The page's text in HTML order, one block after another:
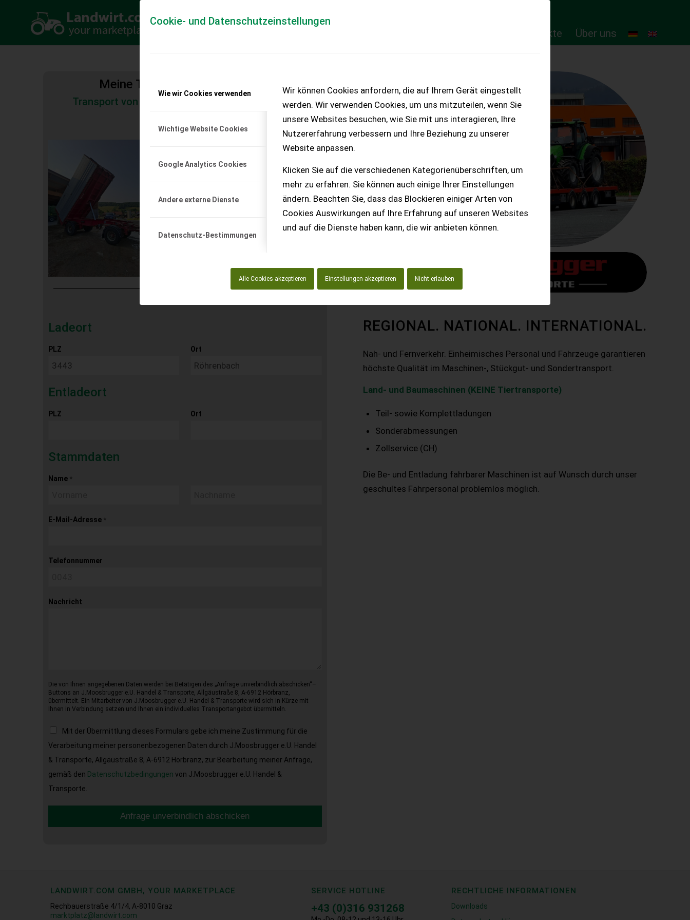
Cookie- und Datenschutzeinstellungen
Wie wir Cookies verwenden
Wichtige Website Cookies
Google Analytics Cookies
Andere externe Dienste
Datenschutz-Bestimmungen
Wir können Cookies anfordern, die auf Ihrem Gerät eingestellt
werden. Wir verwenden Cookies, um uns mitzuteilen, wenn Sie
unsere Websites besuchen, wie Sie mit uns interagieren, Ihre
Nutzererfahrung verbessern und Ihre Beziehung zu unserer
Website anpassen.
Klicken Sie auf die verschiedenen Kategorienüberschriften, um
mehr zu erfahren. Sie können auch einige Ihrer Einstellungen
ändern. Beachten Sie, dass das Blockieren einiger Arten von
Cookies Auswirkungen auf Ihre Erfahrung auf unseren Websites
und auf die Dienste haben kann, die wir anbieten können.
Alle Cookies akzeptieren Einstellungen akzeptieren Nicht erlauben
Online-Produkte Über uns
Meine Transportkostenanfrage
Transport von Land- und Baumaschinen – KEINE
2-Achs-Dreiseitenkipper, 5,5 m Platoulänge,
EUR 0
Ladeort
PLZ Ort
Entladeort
PLZ Ort
Stammdaten
Name *
E-Mail-Adresse *
Telefonnummer
Nachricht
Die von Ihnen angegebenen Daten werden bei Betätigen des „Anfrage unverbindlich abschicken“–
Buttons an J.Moosbrugger e.U. Handel & Transporte, Allgäustraße 8, A-6912 Hörbranz,
übermittelt. Ein Mitarbeiter von J.Moosbrugger e.U. Handel & Transporte wird sich in Kürze mit
Ihnen in Verbindung setzen und Ihnen ein individuelles Transportangebot übermitteln.
Mit der Übermittlung dieses Formulars gebe ich meine Zustimmung für die
Verarbeitung meiner personenbezogenen Daten durch J.Moosbrugger e.U. Handel
& Transporte, Allgäustraße 8, A-6912 Hörbranz, zur Bearbeitung meiner Anfrage,
gemäß den Datenschutzbedingungen von J.Moosbrugger e.U. Handel &
Transporte.
Anfrage unverbindlich abschicken
REGIONAL. NATIONAL. INTERNATIONAL.
Nah- und Fernverkehr. Einheimisches Personal und Fahrzeuge garantieren
höchste Qualität im Maschinen-, Stückgut- und Sondertransport.
Land- und Baumaschinen (KEINE Tiertransporte)
Teil- sowie Komplettladungen
Sonderabmessungen
Zollservice (CH)
Die Be- und Entladung fahrbarer Maschinen ist auf Wunsch durch unser
geschultes Fahrpersonal problemlos möglich.
LANDWIRT.COM GMBH, YOUR MARKETPLACE
Rechbauerstraße 4/1/4, A-8010 Graz
marktplatz@landwirt.com
SERVICE HOTLINE
+43 (0)316 931268
RECHTLICHE INFORMATIONEN
Downloads